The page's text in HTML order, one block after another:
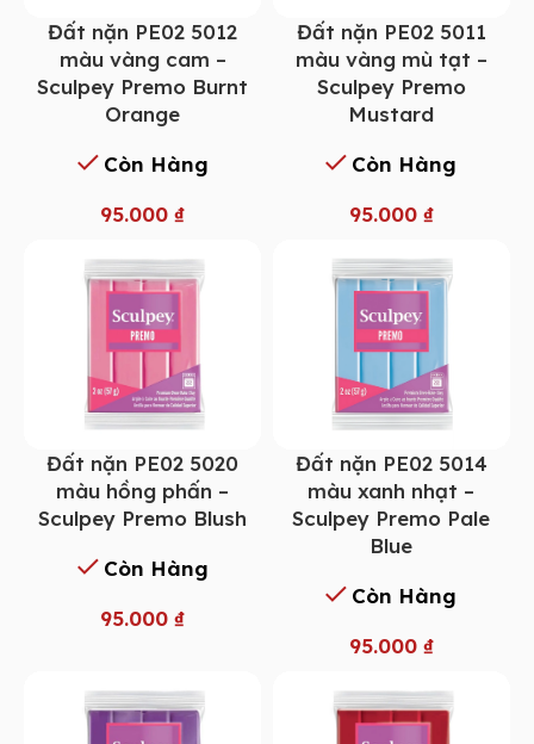
Đất nặn PE02 5012
màu vàng cam –
Sculpey Premo Burnt
Orange
Còn Hàng
95.000 ₫
Đất nặn PE02 5011
màu vàng mù tạt –
Sculpey Premo
Mustard
Còn Hàng
95.000 ₫
Đất nặn PE02 5020
màu hồng phấn –
Sculpey Premo Blush
Còn Hàng
95.000 ₫
Đất nặn PE02 5014
màu xanh nhạt –
Sculpey Premo Pale
Blue
Còn Hàng
95.000 ₫